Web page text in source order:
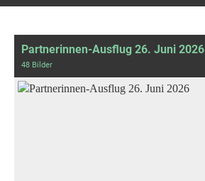
Partnerinnen-Ausflug 26. Juni 2026
48 Bilder